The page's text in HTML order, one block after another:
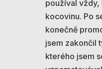
používal vždy,
kocovinu. Po
konečně
jsem zakončil
kterého jsem